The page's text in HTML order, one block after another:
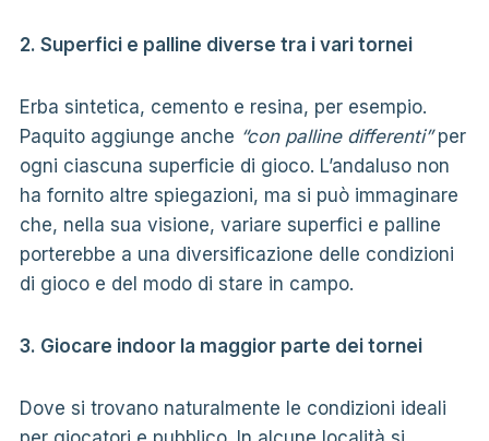
2. Superfici e palline diverse tra i vari tornei
Erba sintetica, cemento e resina, per esempio.
Paquito aggiunge anche “con palline differenti”per
ogni ciascuna superficie di gioco. L’andaluso non
ha fornito altre spiegazioni, ma si può immaginare
che, nella sua visione, variare superfici e palline
porterebbe a una diversificazione delle condizioni
di gioco e del modo di stare in campo.
3. Giocare indoor la maggior parte dei tornei
Dove si trovano naturalmente le condizioni ideali